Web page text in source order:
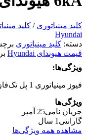
کلید مینیاتوری / کلید
Hyundai
دسته: کلید مینیاتوری
قیمت هیوندای Hyundai
ویژگی‌ها:
فیوز مینیاتوری 1 پل تک‌فاز AC هیوندای، تیپ B و C ارجینال
ویژگی‌ها
جریان نامی25 آمپر
گارانتی 1 سال
مشاهده همه ویژگی‌ها